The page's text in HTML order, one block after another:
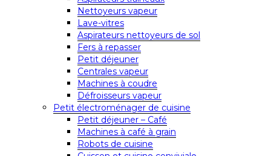
Nettoyeurs vapeur
Lave-vitres
Aspirateurs nettoyeurs de sol
Fers à repasser
Petit déjeuner
Centrales vapeur
Machines à coudre
Défroisseurs vapeur
Petit électroménager de cuisine
Petit déjeuner – Café
Machines à café à grain
Robots de cuisine